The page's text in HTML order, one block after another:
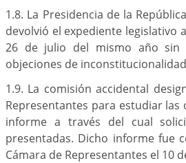
1.8. La Presidencia de la
devolvió el expediente legislativo
26 de julio del mismo año sin
objeciones de
1.9. La comisión accidental
Representantes para estudiar
informe a través del cual
presentadas. Dicho informe fue
Cámara de Representantes el 10